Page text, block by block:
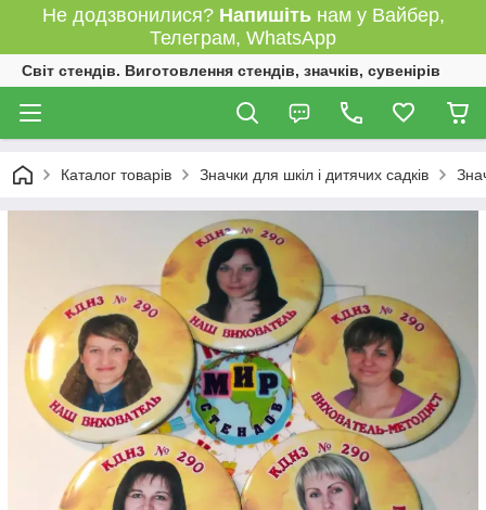
Не додзвонилися? Напишітьнам у Вайбер,
Телеграм, WhatsApp
Світ стендів. Виготовлення стендів, значків, сувенірів
Каталог товарів Значки для шкіл і дитячих садків